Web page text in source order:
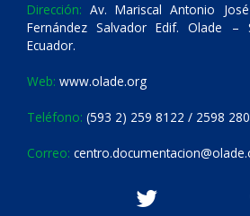
Dirección: Av. Mariscal Antonio
Fernández Salvador Edif. Olade
Ecuador.
Web: www.olade.org
Teléfono: (593 2) 259 8122 / 2598 280
Correo: